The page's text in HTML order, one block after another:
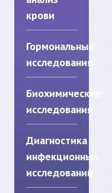
крови
Гормональные
исследования
Биохимические
исследования
Диагностика
инфекционных
исследований